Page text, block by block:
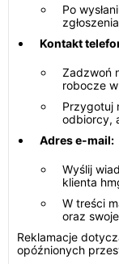
Po
Kontakt
Zadzwoń
robocze
Przygotuj
odbiorcy,
Adres e-mail:
Wyślij
klienta
W treści
oraz
Reklamacje
opóźnionych